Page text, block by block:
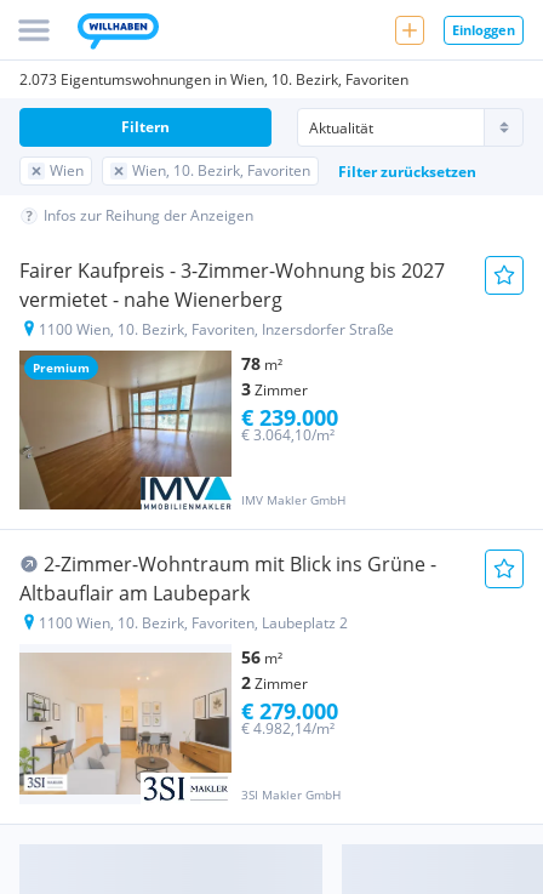
Einloggen
2.073 Eigentumswohnungen in Wien, 10. Bezirk, Favoriten
Wien Wien, 10. Bezirk, Favoriten Filter zurücksetzen
Filtern
Infos zur Reihung der Anzeigen
Premium
Fairer Kaufpreis - 3-Zimmer-Wohnung bis 2027
vermietet - nahe Wienerberg
1100 Wien, 10. Bezirk, Favoriten, Inzersdorfer Straße
78 m²
3Zimmer
IMV Makler GmbH
€ 3.064,10/m²
€ 239.000
2-Zimmer-Wohntraum mit Blick ins Grüne -
Altbauflair am Laubepark
1100 Wien, 10. Bezirk, Favoriten, Laubeplatz 2
56 m²
2Zimmer
3SI Makler GmbH
€ 4.982,14/m²
€ 279.000